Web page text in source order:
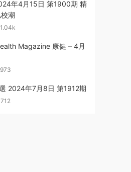
年4月15日 第1900期 精
潮
1.04k
Magazine 康健 – 4月
973
2024年7月8日 第1912期
712